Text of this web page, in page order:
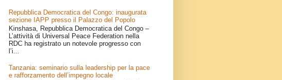
Repubblica Democratica del Congo: inaugurata
sezione IAPP presso il Palazzo del Popolo
Kinshasa, Repubblica Democratica del Congo –
L’attività di Universal Peace Federation nella
RDC ha registrato un notevole progresso con
l’i...
Tanzania: seminario sulla leadership per la pace
e rafforzamento dell’impegno locale